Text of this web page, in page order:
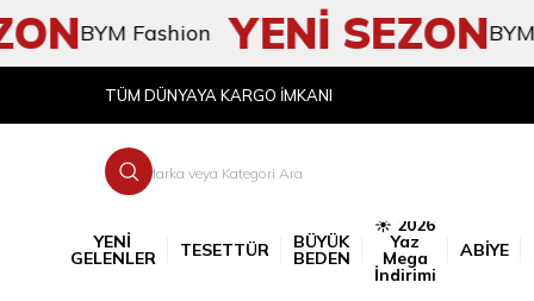
BYM Fashion YENİ SEZONBYM
TÜM DÜNYAYA KARGO İMKANI
YENİ
GELENLER TESETTÜR BÜYÜK
BEDEN
☀️ 2026
Yaz
Mega
İndirimi
ABİYE